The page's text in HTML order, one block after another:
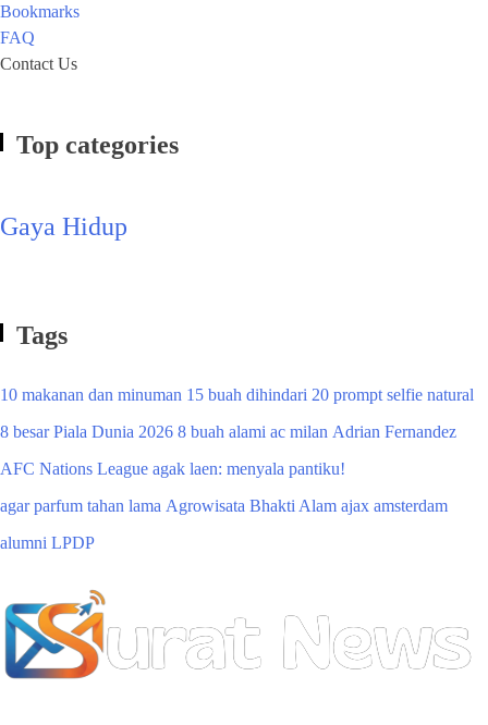
Bookmarks
FAQ
Contact Us
Top categories
Gaya Hidup
Tags
10 makanan dan minuman 15 buah dihindari 20 prompt selfie natural
8 besar Piala Dunia 2026 8 buah alami ac milan Adrian Fernandez
AFC Nations League agak laen: menyala pantiku!
agar parfum tahan lama Agrowisata Bhakti Alam ajax amsterdam
alumni LPDP